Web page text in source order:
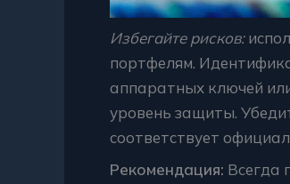
Избегайте рисков:
портфелям.
аппаратных ключей
уровень защиты.
соответствует
Рекомендация: Всегда